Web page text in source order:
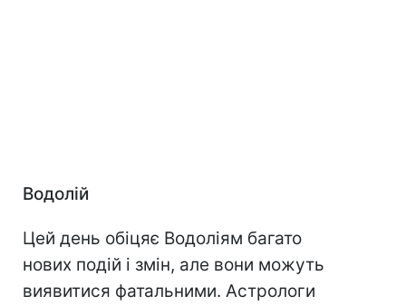
Водолій
Цей день обіцяє Водоліям багато
нових подій і змін, але вони можуть
виявитися фатальними. Астрологи